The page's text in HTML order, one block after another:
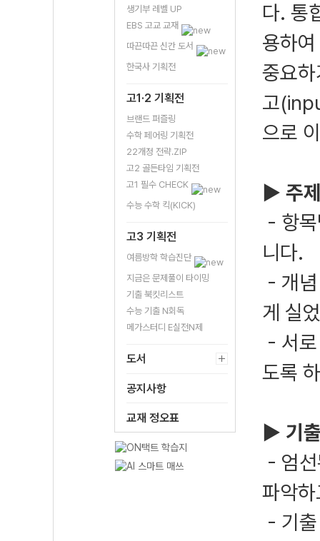
생기부 레벨 UP
EBS 고교 교재
따끈따끈 신간 도서
한국사 기획전
고1·2 기획전
브랜드 퍼즐링
수학 페어링 기획전
22개정 전략.ZIP
고2 골든타임 기획전
고1 필수 CHECK
수능 수학 킥(KICK)
고3 기획전
여름방학 학습진단
지금은 문제풀이 타이밍
기출 북킷리스트
수능 기출 N회독
메가스터디 E실전N제
도서
공지사항
교재 정오표
다. 통
용하
중요
고
으로
▶ 주
- 항
니다.
- 개
게 실
- 서
도록
▶ 기
- 엄
파악
- 기